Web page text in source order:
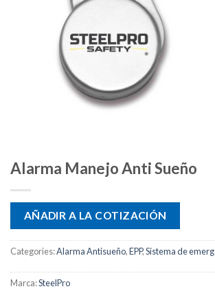
Alarma Manejo Anti Sueño
AÑADIR A LA COTIZACIÓN
Categories:Alarma Antisueño,EPP,Sistema de
Marca:SteelPro